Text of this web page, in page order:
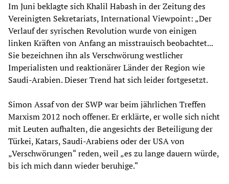
Im Juni beklagte sich Khalil Habash in der Zeitung des
Vereinigten Sekretariats, International Viewpoint: „Der
Verlauf der syrischen Revolution wurde von einigen
linken Kräften von Anfang an misstrauisch beobachtet...
Sie bezeichnen ihn als Verschwörung westlicher
Imperialisten und reaktionärer Länder der Region wie
Saudi-Arabien. Dieser Trend hat sich leider fortgesetzt.
Simon Assaf von der SWP war beim jährlichen Treffen
Marxism 2012 noch offener. Er erklärte, er wolle sich nicht
mit Leuten aufhalten, die angesichts der Beteiligung der
Türkei, Katars, Saudi-Arabiens oder der USA von
„Verschwörungen“ reden, weil „es zu lange dauern würde,
bis ich mich dann wieder beruhige.“